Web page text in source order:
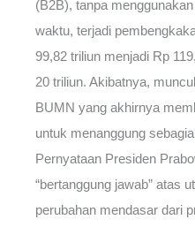
(B2B), tanpa
waktu, terjadi
99,82 triliun menjadi Rp
20 triliun. Akibatnya,
BUMN yang akhirnya
untuk menanggung
Pernyataan Presiden
“bertanggung jawab” atas
perubahan mendasar dari